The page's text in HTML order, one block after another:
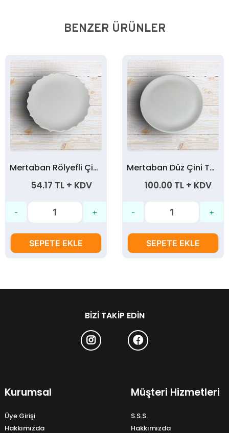
BENZER ÜRÜNLER
Mertaban Rölyefli Çini Tabak 18 Cm.
54.17 TL + KDV
SEPETE EKLE
Mertaban Düz Çini Tabak 25 Cm.
100.00 TL + KDV
SEPETE EKLE
BIZI TAKIP EDIN
Kurumsal
Üye Girişi
Hakkımızda
Müşteri Hizmetleri
S.S.S.
Hakkımızda